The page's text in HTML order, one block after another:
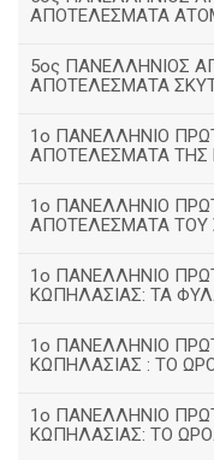
ΑΠΟΤΕΛΕΣΜΑΤΑ
5ος ΠΑΝΕΛΛΗΝΙΟΣ
ΑΠΟΤΕΛΕΣΜΑΤΑ
1ο ΠΑΝΕΛΛΗΝΙΟ
ΑΠΟΤΕΛΕΣΜΑΤΑ ΤΗΣ
1ο ΠΑΝΕΛΛΗΝΙΟ
ΑΠΟΤΕΛΕΣΜΑΤΑ ΤΟΥ
1ο ΠΑΝΕΛΛΗΝΙΟ
ΚΩΠΗΛΑΣΙΑΣ: ΤΑ
1ο ΠΑΝΕΛΛΗΝΙΟ
ΚΩΠΗΛΑΣΙΑΣ : ΤΟ
1o ΠΑΝΕΛΛΗΝΙΟ
ΚΩΠΗΛΑΣΙΑΣ: ΤΟ